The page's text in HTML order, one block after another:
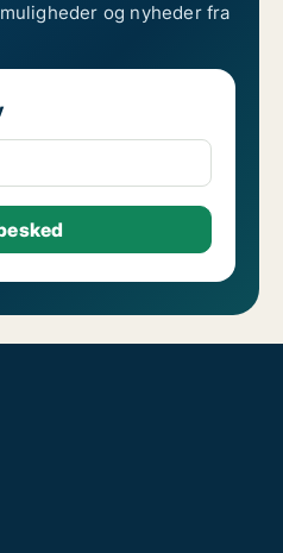
og nyheder fra